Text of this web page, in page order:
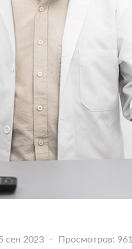
сен 2023 Просмотров: 961